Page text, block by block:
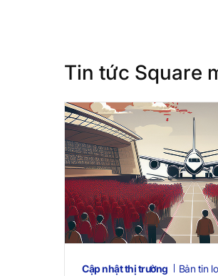
Tin tức Square
Cập nhật thị trường Bản tin